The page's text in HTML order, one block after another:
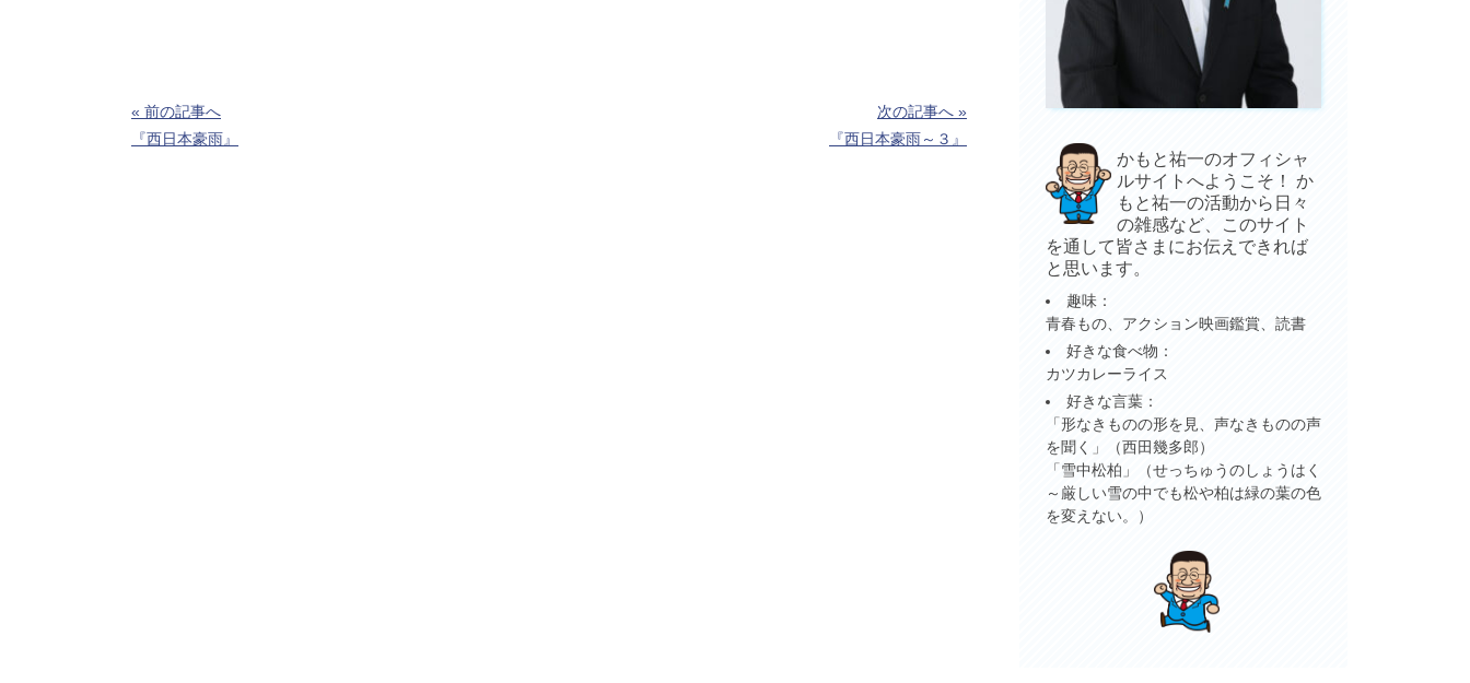
« 前の記事へ
『西日本豪雨』
次の記事へ »
『西日本豪雨～３』
かもと祐一のオフィシャ
ルサイトへようこそ！ か
もと祐一の活動から日々
の雑感など、このサイト
を通して皆さまにお伝えできれば
と思います。
趣味：
青春もの、アクション映画鑑賞、読書
好きな食べ物：
カツカレーライス
好きな言葉：
「形なきものの形を見、声なきものの声
を聞く」（西田幾多郎）
「雪中松柏」（せっちゅうのしょうはく
～厳しい雪の中でも松や柏は緑の葉の色
を変えない。）